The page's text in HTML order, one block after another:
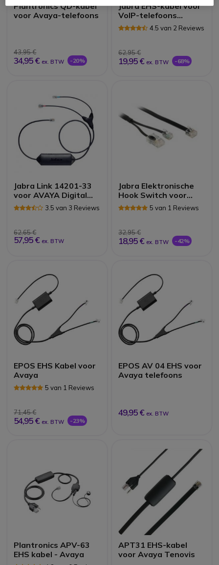
Plantronics QD-kabel
voor Avaya-telefoons
43,95 €
34,95 € ex. BTW -20%
Jabra EHS-kabel voor
VoIP-telefoons
(Avaya AV2)4.5 van 2 Reviews
62,95 €
19,95 € ex. BTW -68%
Jabra Link 14201-33
voor AVAYA Digital
Deskphone
1400/9400/9500
3.5 van 3 Reviews
62,65 €
57,95 € ex. BTW
Jabra Elektronische
Hook Switch voor
Tenovis 5 van 1 Reviews
32,95 €
18,95 € ex. BTW -42%
EPOS EHS Kabel voor
Avaya
5 van 1 Reviews
71,45 €
54,95 € ex. BTW -23%
EPOS AV 04 EHS voor
Avaya telefoons
49,95 € ex. BTW
Plantronics APV-63
EHS kabel - Avaya
APT31 EHS-kabel
voor Avaya Tenovis